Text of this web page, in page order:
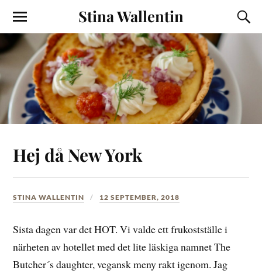
Stina Wallentin
Hej då New York
STINA WALLENTIN 12 SEPTEMBER, 2018
Sista dagen var det HOT. Vi valde ett frukostställe i
närheten av hotellet med det lite läskiga namnet The
Butcher´s daughter, vegansk meny rakt igenom. Jag